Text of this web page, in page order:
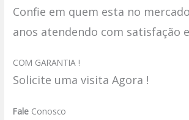
Confie em quem esta no
anos atendendo com satisfação
COM GARANTIA !
Solicite uma visita Agora !
Fale Conosco